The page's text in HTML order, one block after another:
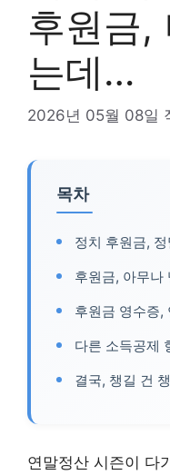
후원금,
는데…
2026년 05월 08일
목차
정치 후원금,
후원금, 아무나
후원금 영수증,
다른 소득공제
결국, 챙길 건
연말정산 시즌이 다